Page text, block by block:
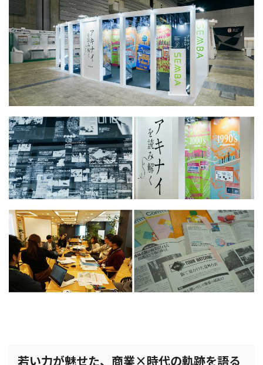
若い力が魅せた、商業×時代の軌跡を語る